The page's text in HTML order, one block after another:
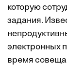
которую
задания.
электронных
время